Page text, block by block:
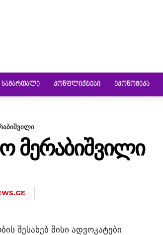
ᲡᲐᲛᲐᲠᲗᲐᲚᲘ ᲙᲝᲜᲤᲚᲘᲥᲢᲔᲑᲘ ᲔᲙᲝᲜᲝᲛᲘᲙᲐ
ᲛᲔᲠᲐᲑᲘᲨᲕᲘᲚᲘ
შესახებ მისი ადვოკატები